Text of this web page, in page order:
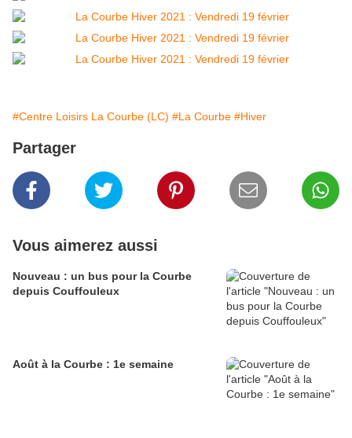
#Centre Loisirs La Courbe (LC) #La Courbe #Hiver
Partager
Vous aimerez aussi
Nouveau : un bus pour la Courbe
depuis Couffouleux
Août à la Courbe : 1e semaine